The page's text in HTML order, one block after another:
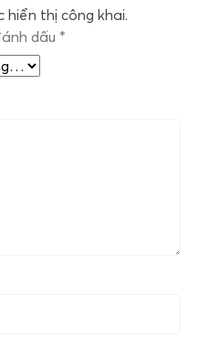
hiển thị công khai.
dấu *